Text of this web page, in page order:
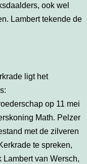
ook wel
Lambert tekende de
ligt het
op 11 mei
Math. Pelzer
met de zilveren
te spreken,
van Wersch,